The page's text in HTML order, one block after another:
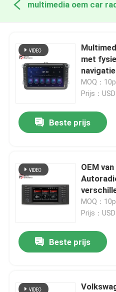
multimedia oem car
met
MOQ：
Prijs：
Beste prijs
OEM
MOQ：
Prijs：
Beste prijs